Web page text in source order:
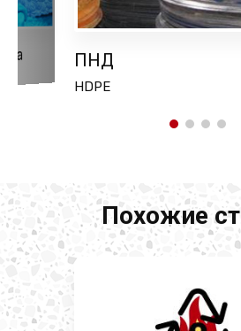
ПНД
HDPE
Похожие